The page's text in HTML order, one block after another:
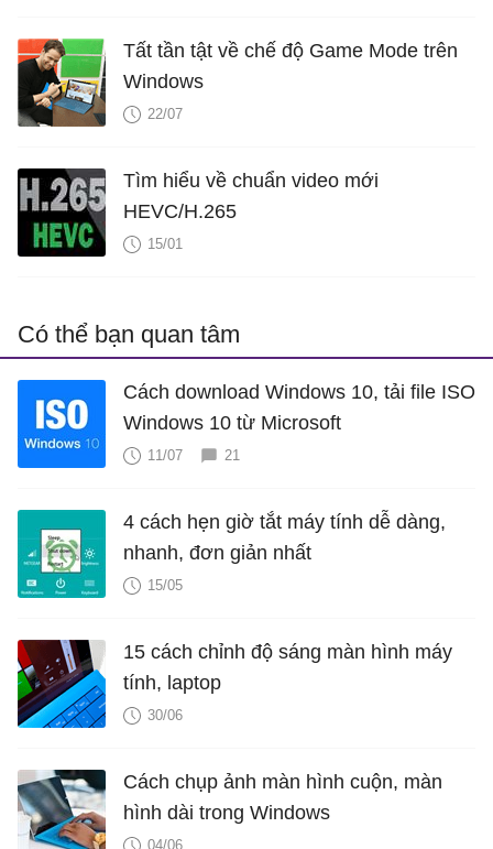
Tất tần tật về chế độ Game Mode trên
Windows
22/07
Tìm hiểu về chuẩn video mới
HEVC/H.265
15/01
Có thể bạn quan tâm
Cách download Windows 10, tải file ISO
Windows 10 từ Microsoft
11/07 21
4 cách hẹn giờ tắt máy tính dễ dàng,
nhanh, đơn giản nhất
15/05
15 cách chỉnh độ sáng màn hình máy
tính, laptop
30/06
Cách chụp ảnh màn hình cuộn, màn
hình dài trong Windows
04/06